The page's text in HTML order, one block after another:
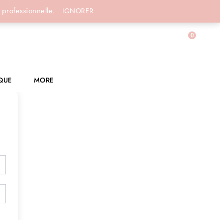
IGNORER
0
MORE